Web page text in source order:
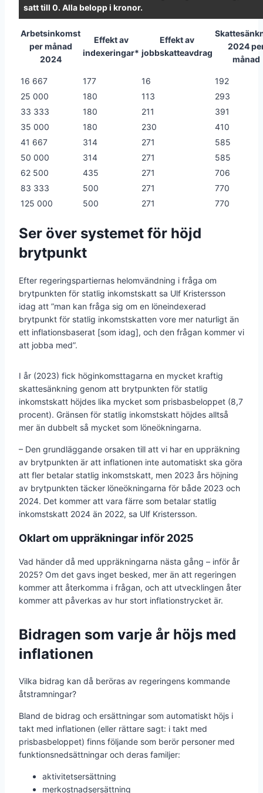
satt till 0. Alla belopp i kronor.
Arbetsinkomst
per månad
2024
Effekt av
indexeringar*
Effekt av
jobbskatteavdrag
2024
månad
16 667 177 16
192
25 000
180 113
293
33 333
180 211
391
35 000
180 230
410
41 667
314 271
585
50 000
314 271
585
62 500
435 271
706
83 333
500 271
770
125 000
500 271 770
Ser över systemet för höjd
brytpunkt
Efter regeringspartiernas helomvändning i fråga om
brytpunkten för statlig inkomstskatt sa Ulf Kristersson
idag att ”man kan fråga sig om en löneindexerad
brytpunkt för statlig inkomstskatten vore mer naturligt än
ett inflationsbaserat [som idag], och den frågan kommer vi
att jobba med”.
I år (2023) fick höginkomsttagarna en mycket kraftig
skattesänkning genom att brytpunkten för statlig
inkomstskatt höjdes lika mycket som prisbasbeloppet (8,7
procent). Gränsen för statlig inkomstskatt höjdes alltså
mer än dubbelt så mycket som löneökningarna.
– Den grundläggande orsaken till att vi har en uppräkning
av brytpunkten är att inflationen inte automatiskt ska göra
att fler betalar statlig inkomstskatt, men 2023 års höjning
av brytpunkten täcker löneökningarna för både 2023 och
2024. Det kommer att vara färre som betalar statlig
inkomstskatt 2024 än 2022, sa Ulf Kristersson.
Oklart om uppräkningar inför 2025
Vad händer då med uppräkningarna nästa gång – inför år
2025? Om det gavs inget besked, mer än att regeringen
kommer att återkomma i frågan, och att utvecklingen åter
kommer att påverkas av hur stort inflationstrycket är.
Bidragen som varje år höjs med
inflationen
Vilka bidrag kan då beröras av regeringens kommande
åtstramningar?
Bland de bidrag och ersättningar som automatiskt höjs i
takt med inflationen (eller rättare sagt: i takt med
prisbasbeloppet) finns följande som berör personer med
funktionsnedsättningar och deras familjer:
aktivitetsersättning
merkostnadsersättning